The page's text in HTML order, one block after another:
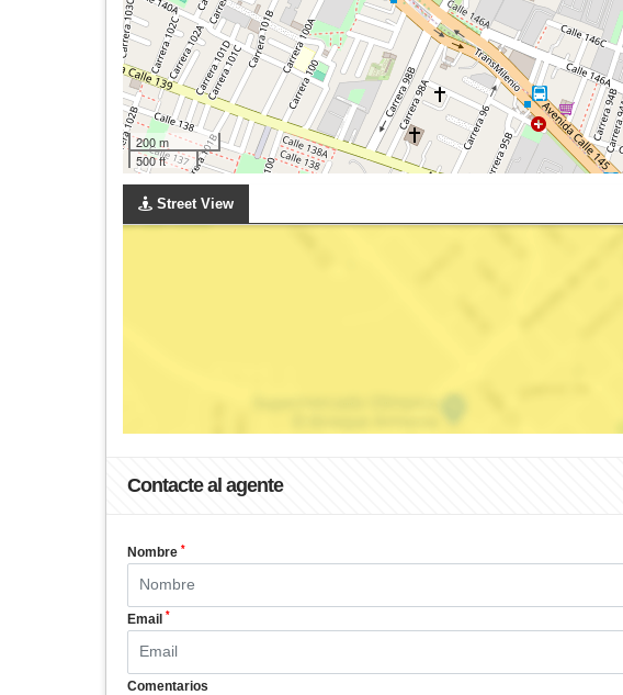
200 m
500 ft
Street View
Contacte al agente
Nombre *
Email *
Comentarios